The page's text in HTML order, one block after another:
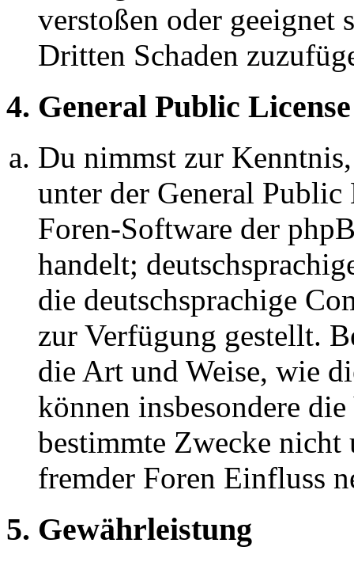
verstoßen oder geeignet
Dritten Schaden
4. General Public License
Du nimmst zur
unter der General
Foren-Software der
handelt;
die deutschsprachige
zur Verfügung gestellt.
die Art und Weise, wie
können insbesondere
bestimmte Zwecke nicht
fremder Foren Einfluss
5. Gewährleistung